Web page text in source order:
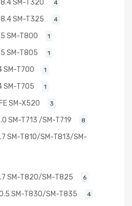
8.4 SM-T320 4
8.4 SM-T325 4
SM-T800 1
SM-T805 1
SM-T700 1
SM-T705 1
SM-X520 3
SM-T713 /SM-T719 8
SM-T810/SM-T813/SM-
SM-T820/SM-T825 6
SM-T830/SM-T835 4